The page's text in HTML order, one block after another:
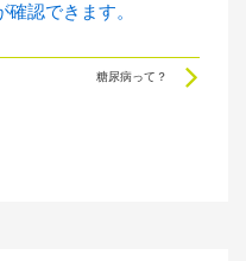
認できます。
糖尿病って？